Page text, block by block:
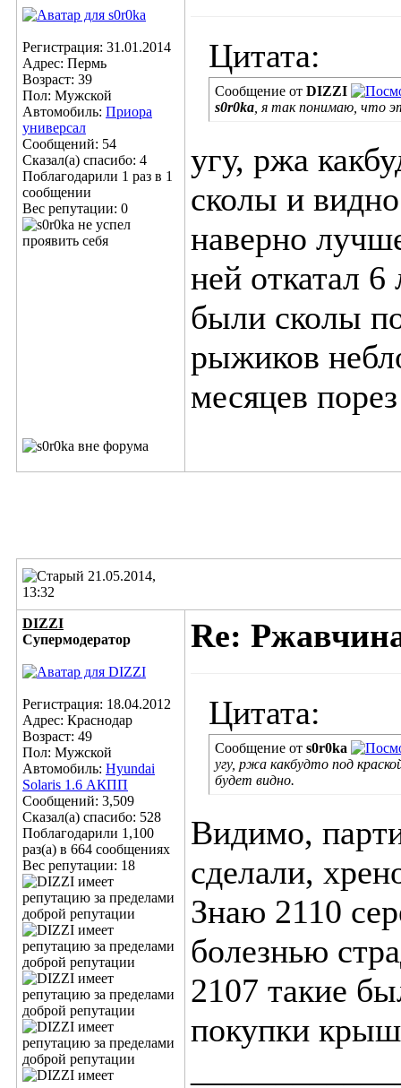
Регистрация: 31.01.2014
Адрес: Пермь
Возраст: 39
Пол: Мужской
Автомобиль: Приора
универсал
Сообщений: 54
Сказал(а) спасибо: 4
Поблагодарили 1 раз в 1
сообщении
Вес репутации: 0
Цитата:
Сообщение от DIZZI
s0r0ka , я так понимаю, что
угу, ржа
сколы и
наверно
ней откатал
были сколы
рыжиков
месяцев
21.05.2014,
13:32
DIZZI
Супермодератор
Регистрация: 18.04.2012
Адрес: Краснодар
Возраст: 49
Пол: Мужской
Автомобиль: Hyundai
Solaris 1.6 АКПП
Сообщений: 3,509
Сказал(а) спасибо: 528
Поблагодарили 1,100
раз(а) в 664 сообщениях
Вес репутации: 18
Re:
Цитата:
Сообщение от s0r0ka
угу, ржа какбудто под
будет видно.
Видимо,
сделали,
Знаю 2110
болезнью
2107 такие
покупки